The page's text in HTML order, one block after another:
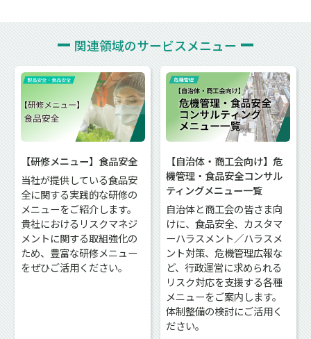
関連領域のサービスメニュー
【研修メニュー】食品安全
当社が提供している食品安
全に関する実践的な研修の
メニューをご紹介します。
貴社におけるリスクマネジ
メントに関する取組強化の
ため、豊富な研修メニュー
をぜひご活用ください。
【自治体・商工会向け】危
機管理・食品安全コンサル
ティングメニュー一覧
自治体と商工会の皆さま向
けに、食品安全、カスタマ
ーハラスメント／ハラスメ
ント対策、危機管理広報な
ど、行政運営に求められる
リスク対応を支援する各種
メニューをご案内します。
体制整備の検討にご活用く
ださい。